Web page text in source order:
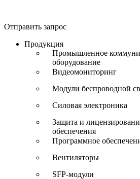
Отправить запрос
Продукция
Промышленное
оборудование
Видеомониторинг
Модули беспроводной
Силовая электроника
Защита и
обеспечения
Программное
Вентиляторы
SFP-модули